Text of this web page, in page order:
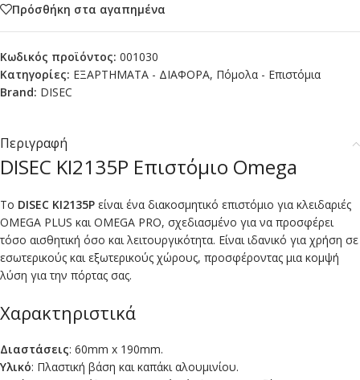
Πρόσθήκη στα αγαπημένα
Κωδικός προϊόντος: 001030
Κατηγορίες: ΕΞΑΡΤΗΜΑΤΑ - ΔΙΑΦΟΡΑ, Πόμολα - Επιστόμια
Brand: DISEC
Περιγραφή
DISEC KI2135P Επιστόμιο Omega
Το DISEC KI2135P είναι ένα διακοσμητικό επιστόμιο για κλειδαριές
OMEGA PLUS και OMEGA PRO, σχεδιασμένο για να προσφέρει
τόσο αισθητική όσο και λειτουργικότητα. Είναι ιδανικό για χρήση σε
εσωτερικούς και εξωτερικούς χώρους, προσφέροντας μια κομψή
λύση για την πόρτας σας.
Χαρακτηριστικά
Διαστάσεις: 60mm x 190mm.
Υλικό: Πλαστική βάση και καπάκι αλουμινίου.